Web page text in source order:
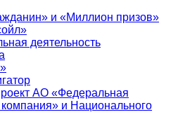
и «Миллион призов»
деятельность
АО «Федеральная
и Национального